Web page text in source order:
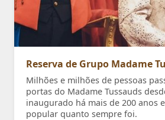
Reserva de Grupo Madame
Milhões e milhões de pessoas
portas do Madame Tussauds
inaugurado há mais de 200 anos
popular quanto sempre foi.